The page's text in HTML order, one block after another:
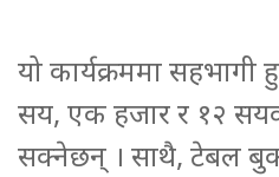
यो कार्यक्रममा
सय, एक हजार र १२
सक्नेछन् । साथै, टेबल